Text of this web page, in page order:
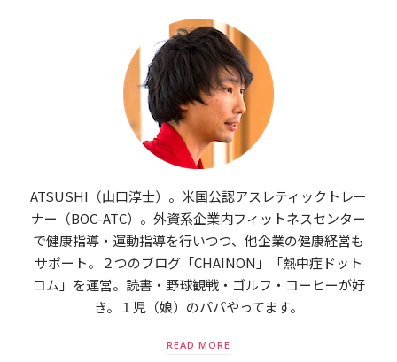
ATSUSHI（山口淳士）。米国公認アスレティックトレー
ナー（BOC-ATC）。外資系企業内フィットネスセンター
で健康指導・運動指導を行いつつ、他企業の健康経営も
サポート。２つのブログ「CHAINON」「熱中症ドット
コム」を運営。読書・野球観戦・ゴルフ・コーヒーが好
き。１児（娘）のパパやってます。
READ MORE